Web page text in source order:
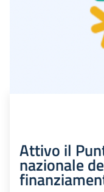
Attivo il
nazionale